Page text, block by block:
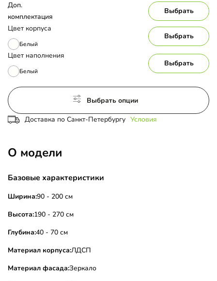
Цвет корпуса
Белый
Выбрать
Цвет наполнения
Белый
Выбрать
Доп.
комплектация
Выбрать
Выбрать опции
Доставка по Санкт-Петербургу Условия
О модели
Базовые характеристики
Ширина:90 - 200 см
Высота:190 - 270 см
Глубина:40 - 70 см
Материал корпуса:ЛДСП
Материал фасада:Зеркало